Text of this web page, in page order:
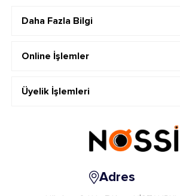
Daha Fazla Bilgi
Online İşlemler
Üyelik İşlemleri
Adres